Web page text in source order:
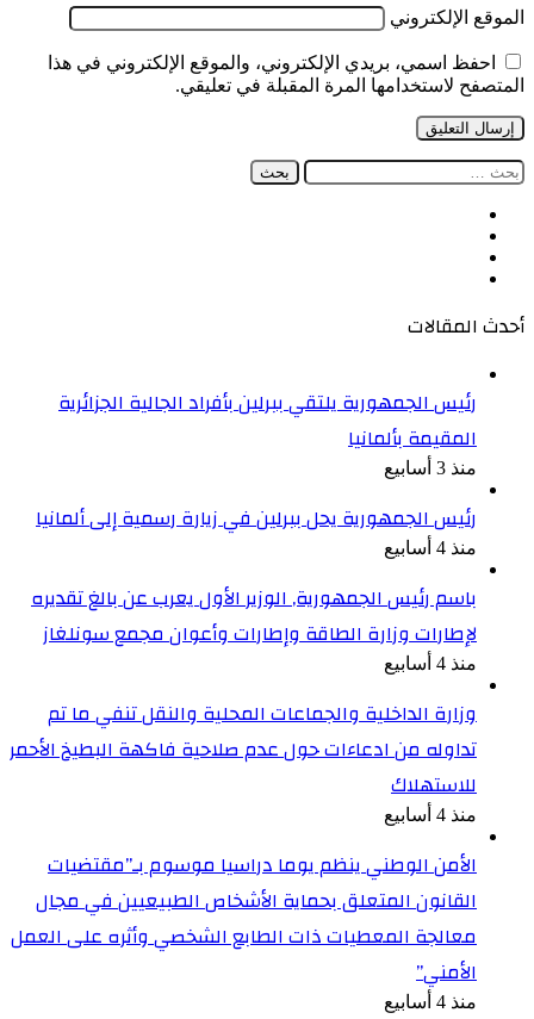
الموقع الإلكتروني
احفظ اسمي، بريدي الإلكتروني، والموقع الإلكتروني في هذا
المتصفح لاستخدامها المرة المقبلة في تعليقي.
البحث
أحدث المقالات
رئيس الجمهورية يلتقي ببرلين بأفراد الجالية الجزائرية
المقيمة بألمانيا
منذ 3 أسابيع
رئيس الجمهورية يحل ببرلين في زيارة رسمية إلى ألمانيا
منذ 4 أسابيع
باسم رئيس الجمهورية, الوزير الأول يعرب عن بالغ تقديره
لإطارات وزارة الطاقة وإطارات وأعوان مجمع سونلغاز
منذ 4 أسابيع
وزارة الداخلية والجماعات المحلية والنقل تنفي ما تم
تداوله من ادعاءات حول عدم صلاحية فاكهة البطيخ الأحمر
للاستهلاك
منذ 4 أسابيع
الأمن الوطني ينظم يوما دراسيا موسوم بـ”مقتضيات
القانون المتعلق بحماية الأشخاص الطبيعيين في مجال
معالجة المعطيات ذات الطابع الشخصي وأثره على العمل
الأمني”
منذ 4 أسابيع